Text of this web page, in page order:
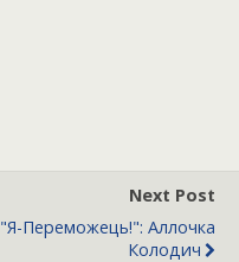
Next Post
"Я-Переможець!": Аллочка
Колодич